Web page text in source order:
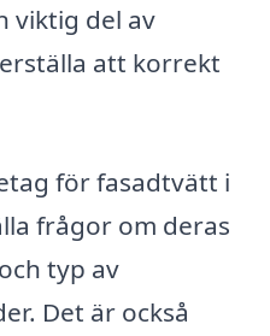
viktig del av
att korrekt
för fasadtvätt i
frågor om deras
typ av
Det är också